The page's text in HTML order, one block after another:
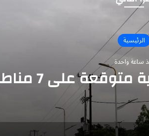
الرئيسية
ساعة واحدة
على 7 مناطق